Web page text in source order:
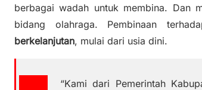
berbagai wadah untuk membina. Dan
bidang olahraga. Pembinaan
berkelanjutan, mulai dari usia dini.
“Kami dari Pemerintah